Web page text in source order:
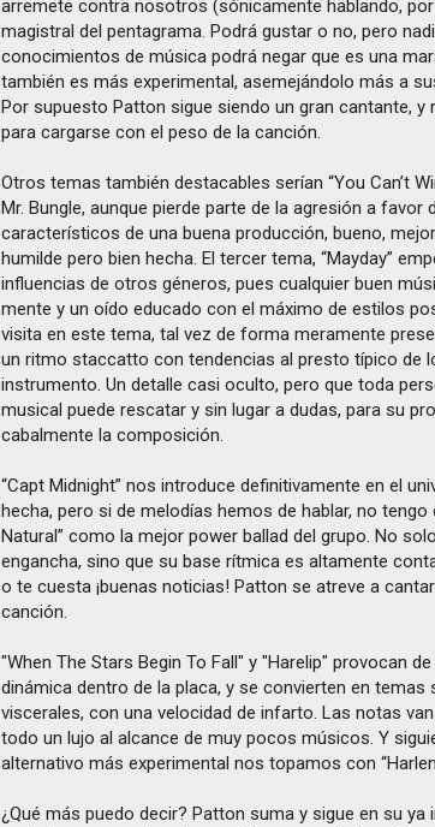
arremete contra nosotros (sónicamente hablando,
magistral del pentagrama. Podrá gustar o no, pero
conocimientos de música podrá negar que es una
también es más experimental, asemejándolo más a
Por supuesto Patton sigue siendo un gran cantante, y
para cargarse con el peso de la canción.
Otros temas también destacables serían “You Can’t
Mr. Bungle, aunque pierde parte de la agresión a favor
característicos de una buena producción, bueno,
humilde pero bien hecha. El tercer tema, “Mayday”
influencias de otros géneros, pues cualquier buen
mente y un oído educado con el máximo de estilos
visita en este tema, tal vez de forma meramente
un ritmo staccatto con tendencias al presto típico de
instrumento. Un detalle casi oculto, pero que toda
musical puede rescatar y sin lugar a dudas, para su
cabalmente la composición.
“Capt Midnight” nos introduce definitivamente en el
hecha, pero si de melodías hemos de hablar, no tengo
Natural” como la mejor power ballad del grupo. No
engancha, sino que su base rítmica es altamente
o te cuesta ¡buenas noticias! Patton se atreve a
canción.
"When The Stars Begin To Fall" y "Harelip" provocan
dinámica dentro de la placa, y se convierten en
viscerales, con una velocidad de infarto. Las notas
todo un lujo al alcance de muy pocos músicos. Y
alternativo más experimental nos topamos con
¿Qué más puedo decir? Patton suma y sigue en su